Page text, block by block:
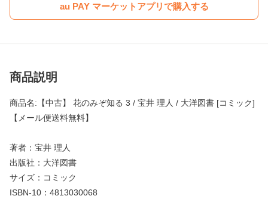
au PAY マーケットアプリで購入する
商品説明
商品名:【中古】 花のみぞ知る 3 / 宝井 理人 / 大洋図書 [コミック]
【メール便送料無料】
著者：宝井 理人
出版社：大洋図書
サイズ：コミック
ISBN-10：4813030068